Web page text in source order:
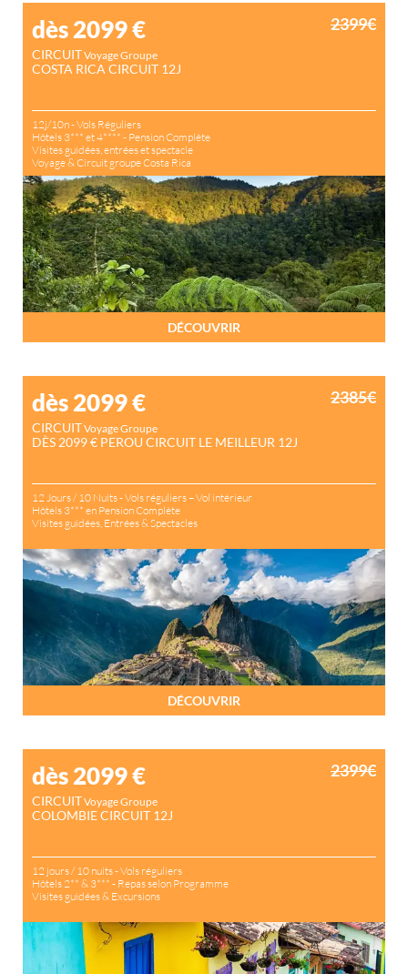
dès 2099€
CIRCUITVoyage Groupe
COSTA RICA CIRCUIT 12J
12j/10n - Vols Réguliers
Hôtels 3*** et 4**** - Pension Complète
Visites guidées, entrées et spectacle
Voyage & Circuit groupe Costa Rica
DÉCOUVRIR
2399€
dès 2099€
CIRCUITVoyage Groupe
DÈS 2099 € PEROU CIRCUIT LE MEILLEUR 12J
12 Jours / 10 Nuits - Vols réguliers – Vol intérieur
Hôtels 3*** en Pension Complète
Visites guidées, Entrées & Spectacles
DÉCOUVRIR
2385€
dès 2099€
CIRCUITVoyage Groupe
COLOMBIE CIRCUIT 12J
12 jours / 10 nuits - Vols réguliers
Hôtels 2** & 3*** - Repas selon Programme
Visites guidées & Excursions
2399€